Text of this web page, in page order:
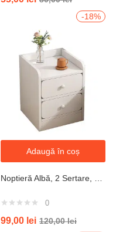
-18%
Adaugă în coș
Noptieră Albă, 2 Sertare, Design Modern cu Margini Protecție, 40x34x50 cm
0
99,00 lei 120,00lei